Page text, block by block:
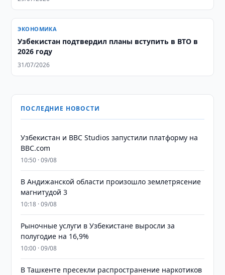
ЭКОНОМИКА
Узбекистан подтвердил планы вступить в ВТО в
2026 году
31/07/2026
ПОСЛЕДНИЕ НОВОСТИ
Узбекистан и BBC Studios запустили платформу на
BBC.com
10:50 · 09/08
В Андижанской области произошло землетрясение
магнитудой 3
10:18 · 09/08
Рыночные услуги в Узбекистане выросли за
полугодие на 16,9%
10:00 · 09/08
В Ташкенте пресекли распространение наркотиков